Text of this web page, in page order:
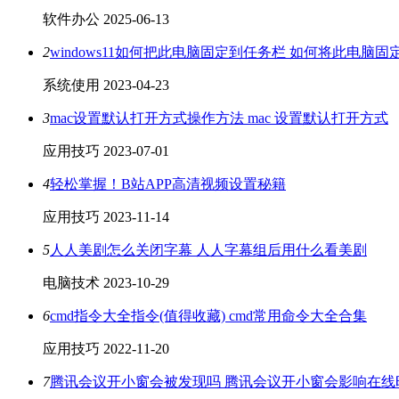
软件办公 2025-06-13
2windows11如何把此电脑固定到任务栏 如何将此电脑固
系统使用 2023-04-23
3mac设置默认打开方式操作方法 mac 设置默认打开方式
应用技巧 2023-07-01
4轻松掌握！B站APP高清视频设置秘籍
应用技巧 2023-11-14
5人人美剧怎么关闭字幕 人人字幕组后用什么看美剧
电脑技术 2023-10-29
6cmd指令大全指令(值得收藏) cmd常用命令大全合集
应用技巧 2022-11-20
7腾讯会议开小窗会被发现吗 腾讯会议开小窗会影响在线